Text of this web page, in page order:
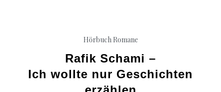
Hörbuch Romane
Rafik Schami –
Ich wollte nur Geschichten